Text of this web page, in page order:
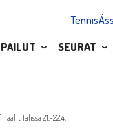
SEURAT
Talissa 21.-22.4.